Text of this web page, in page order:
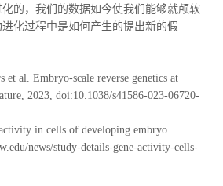
的，我们的数据如今使我们能够就颅软
化过程中是如何产生的提出新的假
et al. Embryo-scale reverse genetics at
2023, doi:10.1038/s41586-023-06720-
in cells of developing embryo
news/study-details-gene-activity-cells-